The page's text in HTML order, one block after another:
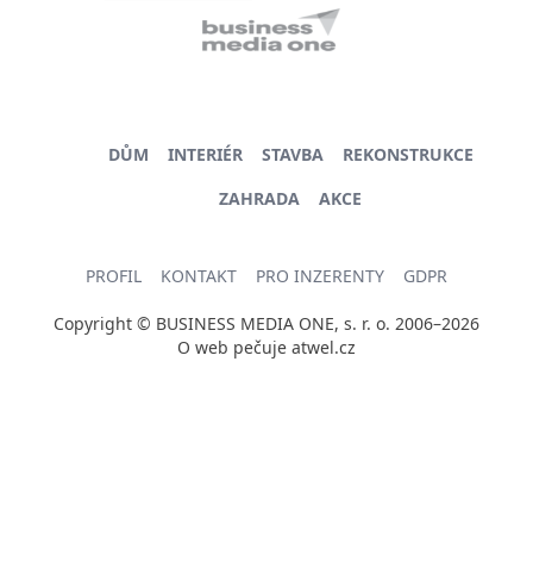
DŮM INTERIÉR STAVBA
REKONSTRUKCE
ZAHRADA
AKCE
PROFIL KONTAKT PRO INZERENTY GDPR
Copyright © BUSINESS MEDIA ONE, s. r. o. 2006–2026